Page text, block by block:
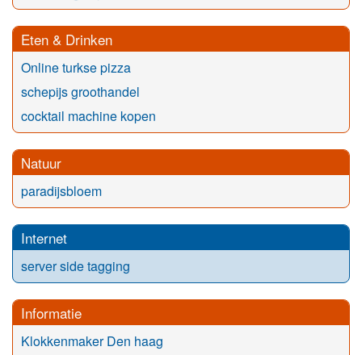
Eten & Drinken
Online turkse pizza
schepijs groothandel
cocktail machine kopen
Natuur
paradijsbloem
Internet
server side tagging
Informatie
Klokkenmaker Den haag